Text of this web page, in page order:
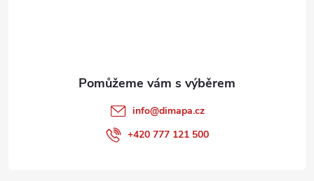
info@dimapa.cz
+420 777 121 500